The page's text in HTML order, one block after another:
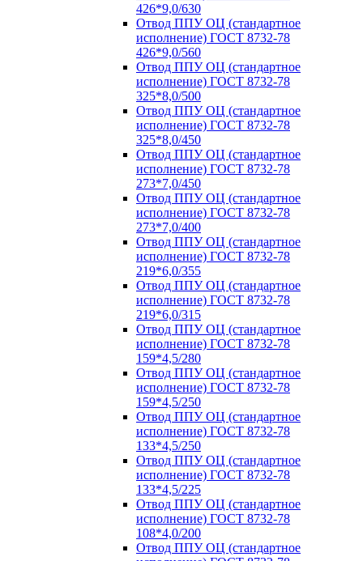
426*9,0/630
Отвод ППУ ОЦ (стандартное
исполнение) ГОСТ 8732-78
426*9,0/560
Отвод ППУ ОЦ (стандартное
исполнение) ГОСТ 8732-78
325*8,0/500
Отвод ППУ ОЦ (стандартное
исполнение) ГОСТ 8732-78
325*8,0/450
Отвод ППУ ОЦ (стандартное
исполнение) ГОСТ 8732-78
273*7,0/450
Отвод ППУ ОЦ (стандартное
исполнение) ГОСТ 8732-78
273*7,0/400
Отвод ППУ ОЦ (стандартное
исполнение) ГОСТ 8732-78
219*6,0/355
Отвод ППУ ОЦ (стандартное
исполнение) ГОСТ 8732-78
219*6,0/315
Отвод ППУ ОЦ (стандартное
исполнение) ГОСТ 8732-78
159*4,5/280
Отвод ППУ ОЦ (стандартное
исполнение) ГОСТ 8732-78
159*4,5/250
Отвод ППУ ОЦ (стандартное
исполнение) ГОСТ 8732-78
133*4,5/250
Отвод ППУ ОЦ (стандартное
исполнение) ГОСТ 8732-78
133*4,5/225
Отвод ППУ ОЦ (стандартное
исполнение) ГОСТ 8732-78
108*4,0/200
Отвод ППУ ОЦ (стандартное